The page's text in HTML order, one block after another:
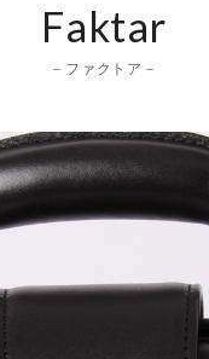
Faktar
－ファクトア－